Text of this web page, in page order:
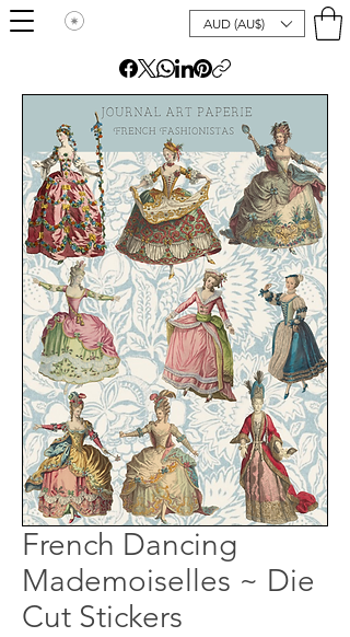
AUD (AU$)
French Dancing
Mademoiselles ~ Die
Cut Stickers